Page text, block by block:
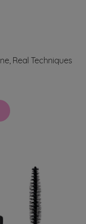
Real Techniques